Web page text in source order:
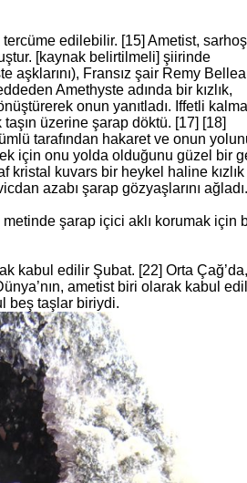
tercüme edilebilir. [15] Ametist,
[kaynak belirtilmeli] şiirinde
aşklarını), Fransız şair Remy
Amethyste adında bir kızlık,
onun yanıtladı. Iffetli
üzerine şarap döktü. [17] [18]
tarafından hakaret ve onun
için onu yolda olduğunu güzel bir
kristal kuvars bir heykel haline kızlık
azabı şarap gözyaşlarını ağladı.
şarap içici aklı korumak için
kabul edilir Şubat. [22] Orta
ametist biri olarak kabul
beş taşlar biriydi.